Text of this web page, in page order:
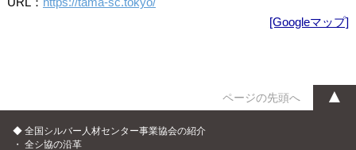
[Googleマップ]
ページの先頭へ ▲
◆ 全国シルバー人材センター事業協会の紹介
・全シ協の沿革